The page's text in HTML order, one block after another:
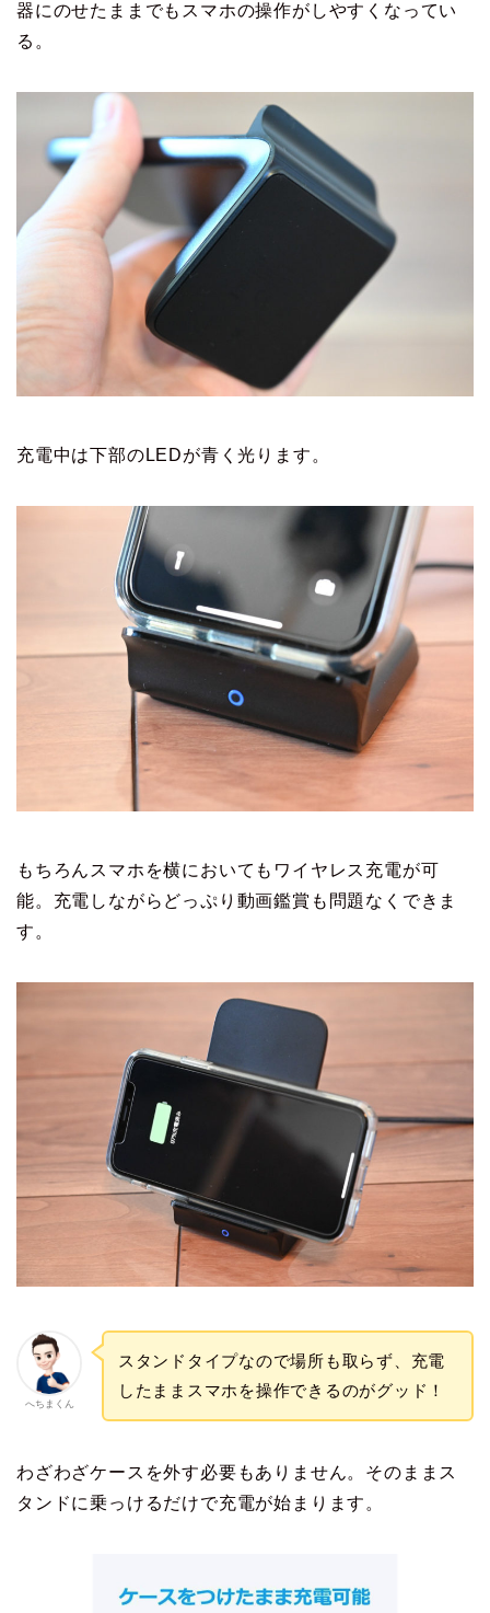
器にのせたままでもスマホの操作がしやすくなってい
る。
充電中は下部のLEDが青く光ります。
もちろんスマホを横においてもワイヤレス充電が可
能。充電しながらどっぷり動画鑑賞も問題なくできま
す。
へちまくん
スタンドタイプなので場所も取らず、充電
したままスマホを操作できるのがグッド！
わざわざケースを外す必要もありません。そのままス
タンドに乗っけるだけで充電が始まります。